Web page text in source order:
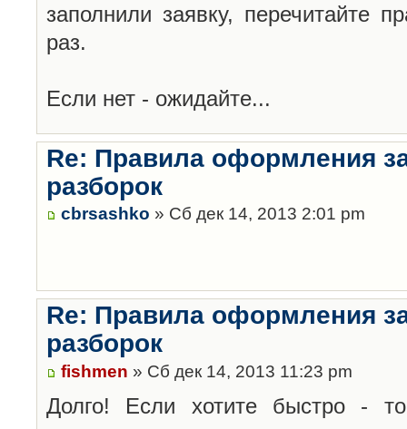
заполнили заявку, перечитайте
раз.
Если нет - ожидайте...
Re: Правила оформления
разборок
cbrsashko » Сб дек 14, 2013 2:01 pm
Re: Правила оформления
разборок
fishmen » Сб дек 14, 2013 11:23 pm
Долго! Если хотите быстро -